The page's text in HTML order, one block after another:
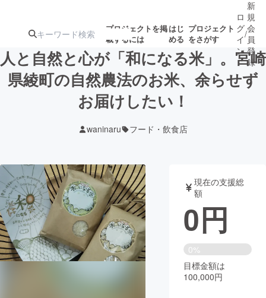
プロジェクトを掲
載するには
はじ
める
プロジェクト
をさがす
注目のリ 注目の新着プロ
ジェクト
募集終了が近いプ
テクノロジー・ガジェット
映像・映画 書籍・雑誌
ビジネス・起業 チャレンジ
ロ
グ
イ
ン
/
新
規
会
員
登
録
人と自然と心が「和になる米」。宮崎
県綾町の自然農法のお米、余らせず
お届けしたい！
waninaru フード・飲食店
現在の支援総
額
0円
0%
目標金額は
100,000円